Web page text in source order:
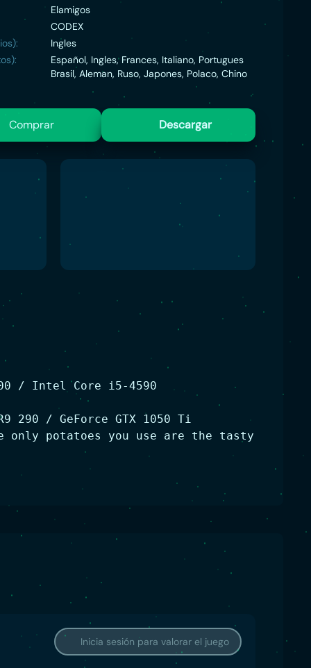
Elamigos
CODEX
Ingles
Español, Ingles, Frances, Italiano, Portugues
Brasil, Aleman, Ruso, Japones, Polaco, Chino
Comprar Descargar
/ Intel Core i5-4590
290 / GeForce GTX 1050 Ti
only potatoes you use are the tasty
Inicia sesión para valorar el juego